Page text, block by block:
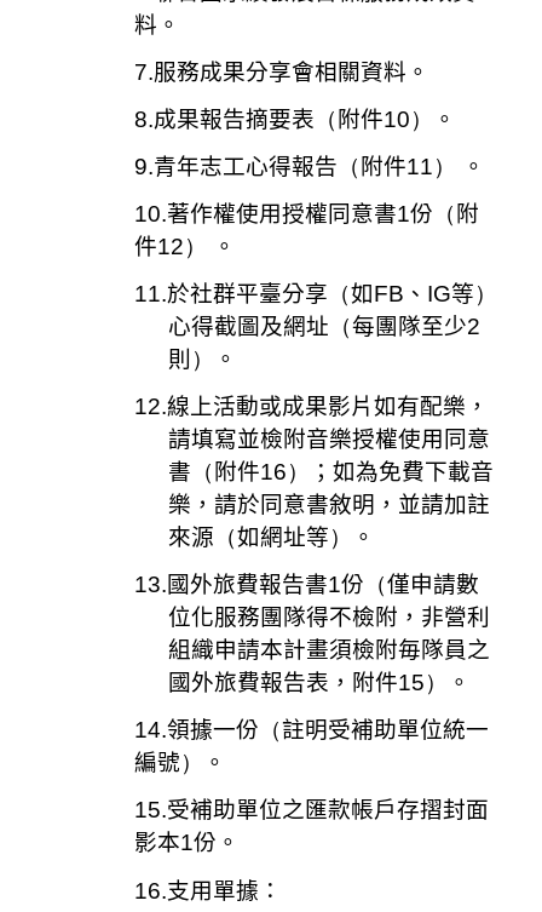
料。
7.服務成果分享會相關資料。
8.成果報告摘要表 （ 附件10）
。
9.青年志工心得報告 （ 附件11）
。
10.著作權使用授權同意書1份 （ 附
件12）
。
11.於社群平臺分享 （如FB 、 IG等）
心得截圖及網址 （每團隊至少2
則 ）
。
12.線上活動或成果影片如有配樂，
請填寫並檢附音樂授權使用同意
書 （ 附件16）
；如為免費下載音
樂，請於同意書敘明，並請加註
來源 （如網址等）
。
13.國外旅費報告書1份 （僅申請數
位化服務團隊得不檢附，非營利
組織申請本計畫須檢附毎隊員之
國外旅費報告表，附件15）
。
14.領據一份 （註明受補助單位統一
編號）
。
15.受補助單位之匯款帳戶存摺封面
影本1份。
16.支用單據：